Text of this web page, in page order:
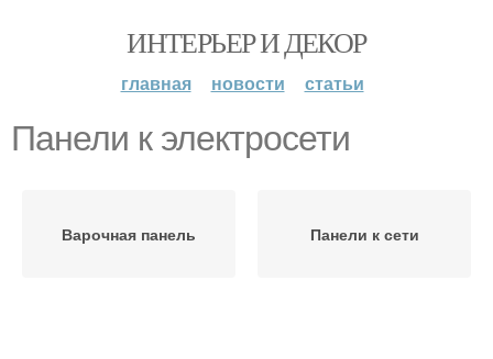
ИНТЕРЬЕР И ДЕКОР
главная новости статьи
Панели к электросети
Варочная панель Панели к сети